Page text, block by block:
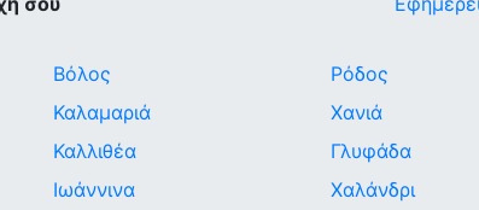
Βόλος
Καλαμαριά
Καλλιθέα
Ιωάννινα
Ρόδος
Χανιά
Γλυφάδα
Χαλάνδρι